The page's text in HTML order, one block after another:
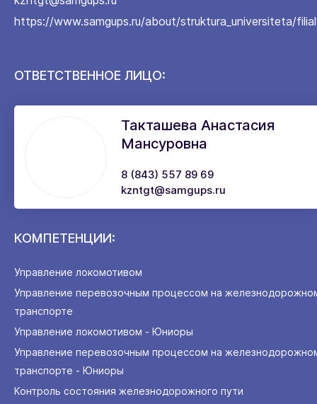
https://www.samgups.ru/about/struktura_universiteta/
ОТВЕТСТВЕННОЕ ЛИЦО:
Такташева Анастасия
Мансуровна
8 (843) 557 89 69
kzntgt@samgups.ru
КОМПЕТЕНЦИИ:
Управление локомотивом
Управление перевозочным процессом на
транспорте
Управление локомотивом - Юниоры
Управление перевозочным процессом на
транспорте - Юниоры
Контроль состояния железнодорожного пути